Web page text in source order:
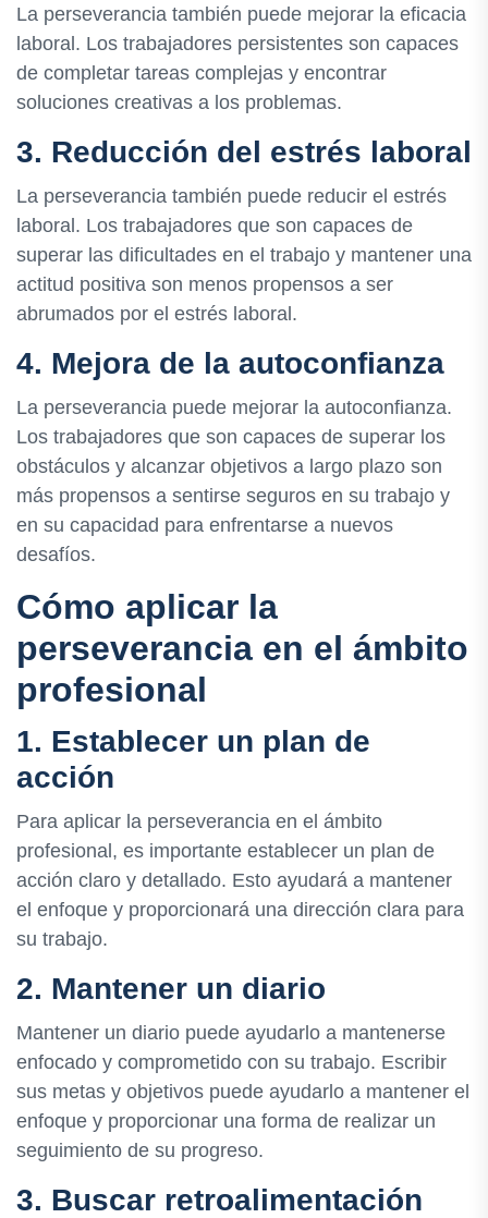
La perseverancia también puede mejorar la eficacia
laboral. Los trabajadores persistentes son capaces
de completar tareas complejas y encontrar
soluciones creativas a los problemas.
3. Reducción del estrés laboral
La perseverancia también puede reducir el estrés
laboral. Los trabajadores que son capaces de
superar las dificultades en el trabajo y mantener una
actitud positiva son menos propensos a ser
abrumados por el estrés laboral.
4. Mejora de la autoconfianza
La perseverancia puede mejorar la autoconfianza.
Los trabajadores que son capaces de superar los
obstáculos y alcanzar objetivos a largo plazo son
más propensos a sentirse seguros en su trabajo y
en su capacidad para enfrentarse a nuevos
desafíos.
Cómo aplicar la
perseverancia en el ámbito
profesional
1. Establecer un plan de
acción
Para aplicar la perseverancia en el ámbito
profesional, es importante establecer un plan de
acción claro y detallado. Esto ayudará a mantener
el enfoque y proporcionará una dirección clara para
su trabajo.
2. Mantener un diario
Mantener un diario puede ayudarlo a mantenerse
enfocado y comprometido con su trabajo. Escribir
sus metas y objetivos puede ayudarlo a mantener el
enfoque y proporcionar una forma de realizar un
seguimiento de su progreso.
3. Buscar retroalimentación